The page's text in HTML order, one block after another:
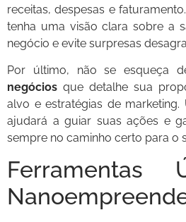
receitas, despesas e
tenha uma visão clara sobre a
negócio e evite surpresas
Por último, não se esqueça
negócios que detalhe sua
alvo e estratégias de
ajudará a guiar suas ações e
sempre no caminho certo para o
Ferramentas